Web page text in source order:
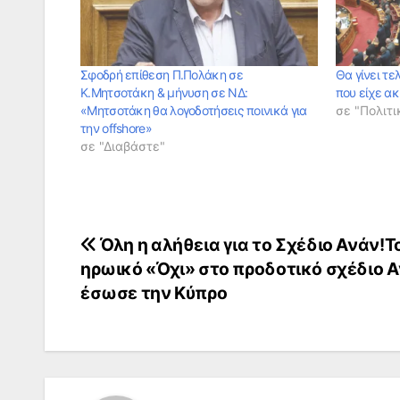
Σφοδρή επίθεση Π.Πολάκη σε
Κ.Μητσοτάκη & μήνυση σε ΝΔ:
«Μητσοτάκη θα λογοδοτήσεις ποινικά για
την offshore»
σε "Διαβάστε"
Θα γίνει
που είχε
σε
Πλοήγηση
άρθρων
Όλη η αλήθεια για το Σχέδιο
ηρωικό «Όχι» στο προδοτικό σχέδιο
έσωσε την Κύπρο